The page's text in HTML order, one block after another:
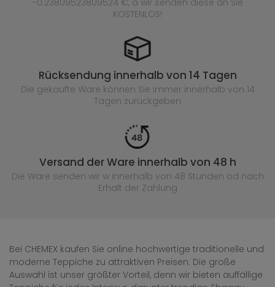
-0.23809523809524 €, a wir senden diese an Sie
KOSTENLOS!
Rücksendung innerhalb von 14 Tagen
Die gekaufte Ware können Sie immer innerhalb von 14
Tagen zurückgeben
Versand der Ware innerhalb von 48 h
Die Ware senden wir w innerhalb von 48 Stunden od nach
Erhalt der Zahlung
Bei CHEMEX kaufen Sie online hochwertige traditionelle und
moderne Teppiche zu attraktiven Preisen. Die große
Auswahl ist unser größter Vorteil, denn wir bieten auffällige